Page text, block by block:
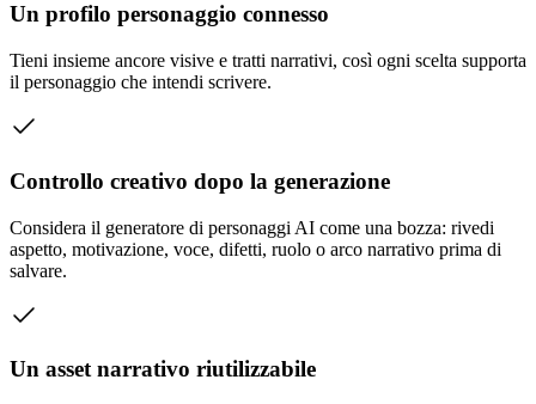
Un profilo personaggio connesso
Tieni insieme ancore visive e tratti narrativi, così ogni scelta supporta
il personaggio che intendi scrivere.
Controllo creativo dopo la generazione
Considera il generatore di personaggi AI come una bozza: rivedi
aspetto, motivazione, voce, difetti, ruolo o arco narrativo prima di
salvare.
Un asset narrativo riutilizzabile